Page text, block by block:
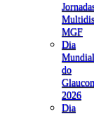
MGF
Dia
Mundial
do
2026
Dia